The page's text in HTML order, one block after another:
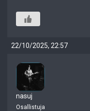
22/10/2025, 22:57
nasuj
Osallistuja